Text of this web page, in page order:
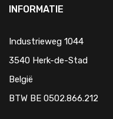
INFORMATIE
Industrieweg 1044
3540 Herk-de-Stad
België
BTW BE 0502.866.212